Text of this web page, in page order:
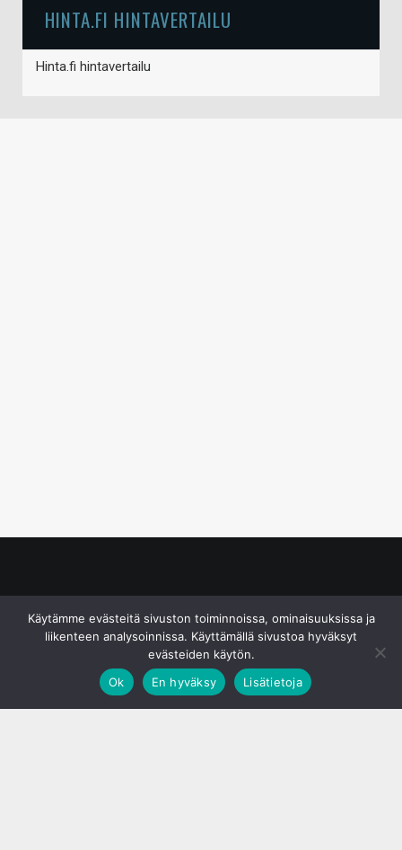
HINTA.FI HINTAVERTAILU
Hinta.fi hintavertailu
Käytämme evästeitä sivuston toiminnoissa, ominaisuuksissa ja
liikenteen analysoinnissa. Käyttämällä sivustoa hyväksyt
evästeiden käytön.
Ok
En hyväksy Lisätietoja